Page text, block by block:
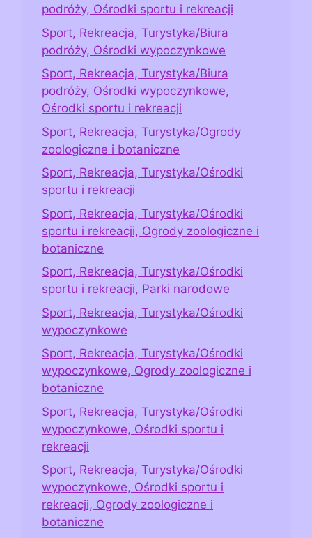
podróży, Ośrodki sportu i rekreacji
Sport, Rekreacja, Turystyka/Biura
podróży, Ośrodki wypoczynkowe
Sport, Rekreacja, Turystyka/Biura
podróży, Ośrodki wypoczynkowe,
Ośrodki sportu i rekreacji
Sport, Rekreacja, Turystyka/Ogrody
zoologiczne i botaniczne
Sport, Rekreacja, Turystyka/Ośrodki
sportu i rekreacji
Sport, Rekreacja, Turystyka/Ośrodki
sportu i rekreacji, Ogrody zoologiczne i
botaniczne
Sport, Rekreacja, Turystyka/Ośrodki
sportu i rekreacji, Parki narodowe
Sport, Rekreacja, Turystyka/Ośrodki
wypoczynkowe
Sport, Rekreacja, Turystyka/Ośrodki
wypoczynkowe, Ogrody zoologiczne i
botaniczne
Sport, Rekreacja, Turystyka/Ośrodki
wypoczynkowe, Ośrodki sportu i
rekreacji
Sport, Rekreacja, Turystyka/Ośrodki
wypoczynkowe, Ośrodki sportu i
rekreacji, Ogrody zoologiczne i
botaniczne